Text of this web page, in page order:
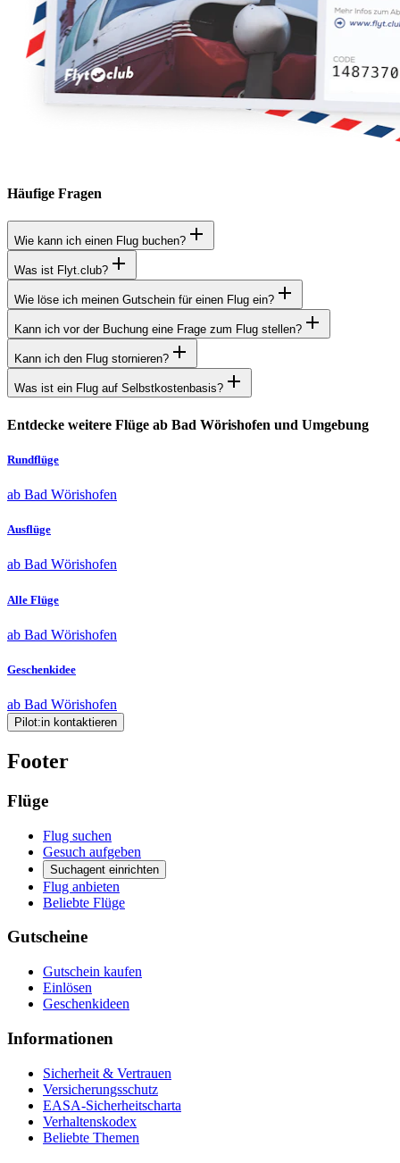
Häufige Fragen
Wie kann ich einen Flug buchen?
Was ist Flyt.club?
Wie löse ich meinen Gutschein für einen Flug ein?
Kann ich vor der Buchung eine Frage zum Flug stellen?
Kann ich den Flug stornieren?
Was ist ein Flug auf Selbstkostenbasis?
Entdecke weitere Flüge ab Bad Wörishofen und Umgebung
Rundflüge
ab Bad Wörishofen
Ausflüge
ab Bad Wörishofen
Alle Flüge
ab Bad Wörishofen
Geschenkidee
ab Bad Wörishofen
Pilot:in kontaktieren
Footer
Flüge
Flug suchen
Gesuch aufgeben
Suchagent einrichten
Flug anbieten
Beliebte Flüge
Gutscheine
Gutschein kaufen
Einlösen
Geschenkideen
Informationen
Sicherheit & Vertrauen
Versicherungsschutz
EASA-Sicherheitscharta
Verhaltenskodex
Beliebte Themen